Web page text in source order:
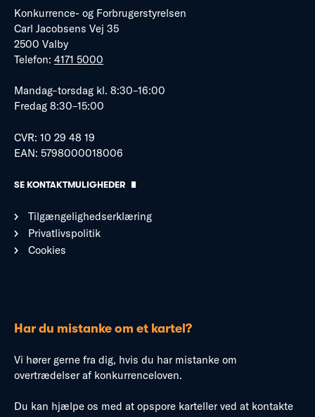
Konkurrence- og Forbrugerstyrelsen
Carl Jacobsens Vej 35
2500 Valby
Telefon: 4171 5000
Mandag–torsdag kl. 8:30–16:00
Fredag 8:30–15:00
CVR: 10 29 48 19
EAN: 5798000018006
SE KONTAKTMULIGHEDER
Tilgængelighedserklæring
Privatlivspolitik
Cookies
Har du mistanke om et kartel?
Vi hører gerne fra dig, hvis du har mistanke om
overtrædelser af konkurrenceloven.
Du kan hjælpe os med at opspore karteller ved at kontakte